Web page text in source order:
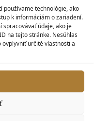
používame technológie, ako
k informáciám o zariadení.
spracovávať údaje, ako je
na tejto stránke. Nesúhlas
určité vlastnosti a